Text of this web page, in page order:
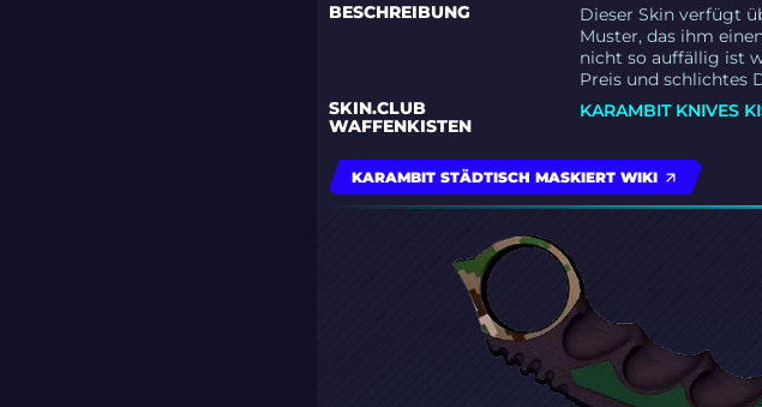
BESCHREIBUNG
Dieser Skin verfügt
Muster, das ihm
nicht so auffällig ist
Preis und schlichtes
SKIN.CLUB
WAFFENKISTEN
KARAMBIT KNIVES
KARAMBIT STÄDTISCH MASKIERT WIKI